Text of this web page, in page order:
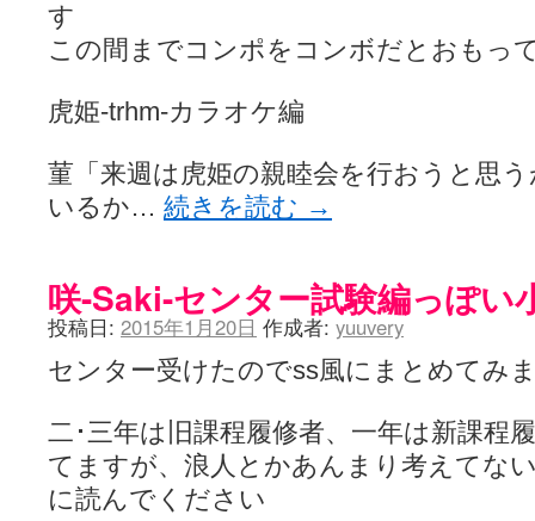
嶺上開花自摸 / Last day of Summer session 1
おもちもちもち - 咲-Saki- / ５・８小林先生の日記更新について考え
咲-Saki- | にゅいのって / 咲-Saki-臨時アンテナ
咲-Saki-ブログ！～麻雀下手でも咲が好き～ / ブログ名変更のお知らせ
音を奏でて花が咲く - 咲-Saki- / 浩子「…あっ分かった 恐らくそうい
一萬人の麓路() - 咲-Saki- / 咲-Saki- 第193局[竜王] ドラゴンの王とパク
from A to K / [咲-saki-][麻雀ゲーム]【ゲーム】セガのMJシリーズで2年
ああ、あの牌？ - 咲-Saki- / シノハユ菰沢中関連(江津・大田)の登場舞
宮守大好き帳 / 告知 (13:04)
麻雀アニメ＆麻雀ゲームあれこれ / 厄介な相手だよ！ あんたは……
咲めも！ / ニワチョコ、尊い。 (04:23)
ひまじんひまんじ / 読書の秋、と言います故
(08:00)
煌-Subara- - 咲-saki- / シノハユ感想 (13:19)
SYNTH 2006 - 咲 -Saki- / 阿知賀編をドヤ顔に着目しながらまたまた読
かえんだん - 咲-Saki- / 朱里「そげなこつ私がやっておきますから！」
Saki-1 グランプリ ～咲ワン～ / しわが誕生することは老化現象だと
す
この間までコンポをコンボだとおもっ
虎姫-trhm-カラオケ編
菫「来週は虎姫の親睦会を行おうと思
いるか… 続きを読む →
咲-Saki-センター試験編っぽい
投稿日: 2015年1月20日 作成者: yuuvery
センター受けたのでss風にまとめてみ
二･三年は旧課程履修者、一年は新課程
てますが、浪人とかあんまり考えてな
に読んでください